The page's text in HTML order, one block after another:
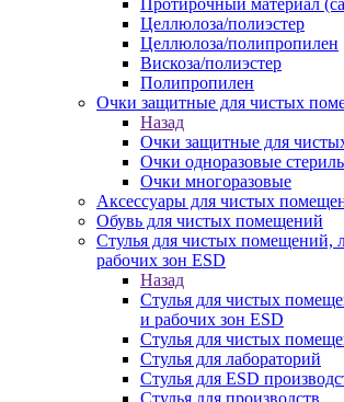
Целлюлоза/полиэстер
Целлюлоза/полипропилен
Вискоза/полиэстер
Полипропилен
Очки защитные для чистых
Назад
Очки защитные для
Очки одноразовые
Очки многоразовые
Аксессуары для чистых
Обувь для чистых помещений
Стулья для чистых помещений,
рабочих зон ESD
Назад
Стулья для чистых
и рабочих зон ESD
Стулья для чистых
Стулья для лабораторий
Стулья для ESD
Стулья для производств